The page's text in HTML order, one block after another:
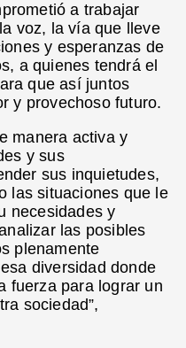
a trabajar
voz, la vía que lleve
y esperanzas de
a quienes tendrá el
que así juntos
y provechoso futuro.
manera activa y
y sus
sus inquietudes,
las situaciones que le
necesidades y
las posibles
plenamente
diversidad donde
fuerza para lograr un
sociedad”,